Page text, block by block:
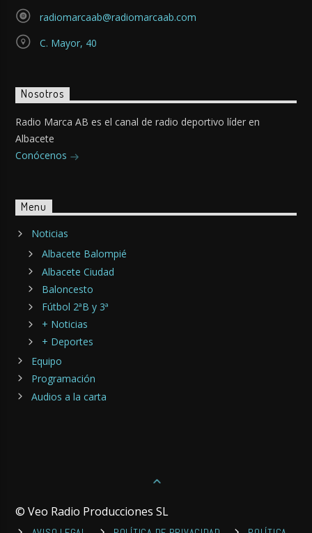
radiomarcaab@radiomarcaab.com
C. Mayor, 40
Nosotros
Radio Marca AB es el canal de radio deportivo líder en
Albacete
Conócenos
Menu
Noticias
Albacete Balompié
Albacete Ciudad
Baloncesto
Fútbol 2ªB y 3ª
+ Noticias
+ Deportes
Equipo
Programación
Audios a la carta
© Veo Radio Producciones SL